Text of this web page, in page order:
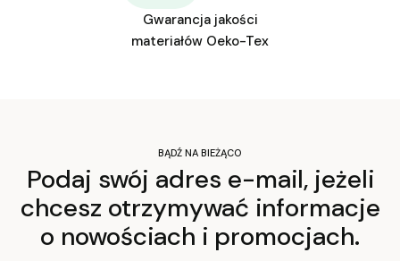
Gwarancja jakości
materiałów Oeko-Tex
BĄDŹ NA BIEŻĄCO
Podaj swój adres e-mail, jeżeli
chcesz otrzymywać informacje
o nowościach i promocjach.